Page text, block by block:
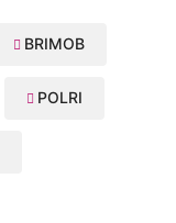
BRIMOB
POLRI